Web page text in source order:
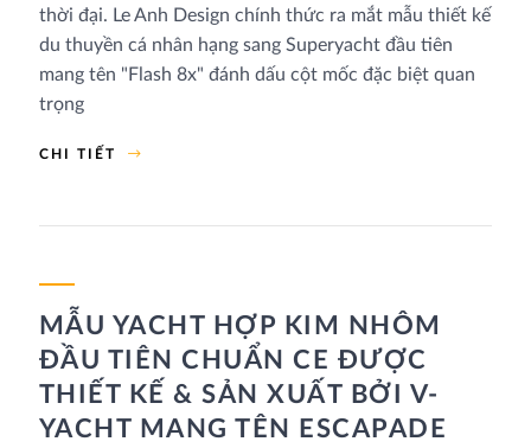
thời đại. Le Anh Design chính thức ra mắt mẫu thiết kế
du thuyền cá nhân hạng sang Superyacht đầu tiên
mang tên "Flash 8x" đánh dấu cột mốc đặc biệt quan
trọng
CHI TIẾT
MẪU YACHT HỢP KIM NHÔM
ĐẦU TIÊN CHUẨN CE ĐƯỢC
THIẾT KẾ & SẢN XUẤT BỞI V-
YACHT MANG TÊN ESCAPADE